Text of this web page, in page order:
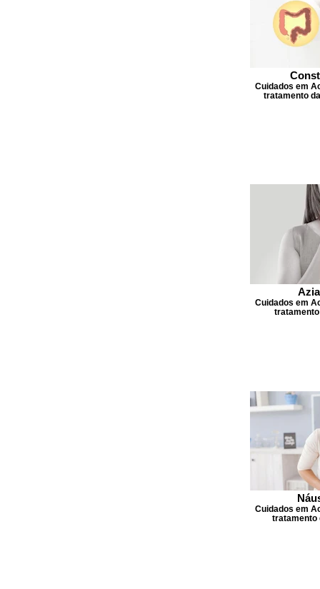
Cuidados em
tratamento
Cuidados em
Cuidados em
tratamento